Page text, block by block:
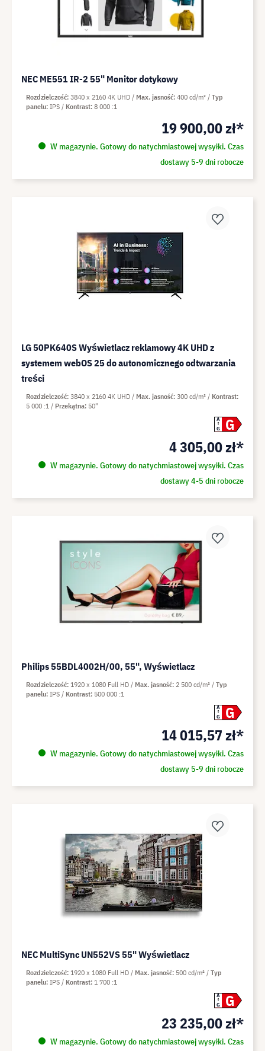
NEC ME551 IR-2 55" Monitor dotykowy
19 900,00 zł*
W magazynie. Gotowy do natychmiastowej wysyłki. Czas
dostawy 5-9 dni robocze
Rozdzielczość 3840 x 2160 4K UHD Max. jasność 400 cd/m²
Typ
panelu IPS Kontrast 8 000 :1
LG 50PK640S Wyświetlacz reklamowy 4K UHD z
systemem webOS 25 do autonomicznego odtwarzania
treści
A
G
G
4 305,00 zł*
W magazynie. Gotowy do natychmiastowej wysyłki. Czas
dostawy 4-5 dni robocze
Rozdzielczość 3840 x 2160 4K UHD Max. jasność 300 cd/m²
Kontrast
5 000 :1
Przekątna 50"
Philips 55BDL4002H/00, 55", Wyświetlacz
A
G
G
14 015,57 zł*
W magazynie. Gotowy do natychmiastowej wysyłki. Czas
dostawy 5-9 dni robocze
Rozdzielczość 1920 x 1080 Full HD Max. jasność 2 500 cd/m²
Typ
panelu IPS Kontrast 500 000 :1
NEC MultiSync UN552VS 55" Wyświetlacz
A
G
G
23 235,00 zł*
W magazynie. Gotowy do natychmiastowej wysyłki. Czas
Rozdzielczość 1920 x 1080 Full HD Max. jasność 500 cd/m²
Typ
panelu IPS Kontrast 1 700 :1